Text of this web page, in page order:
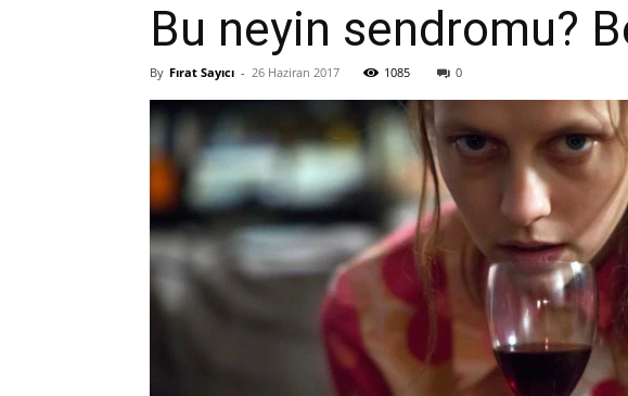
Bu neyin sendromu?
By Fırat Sayıcı - 26 Haziran 2017 1085 0